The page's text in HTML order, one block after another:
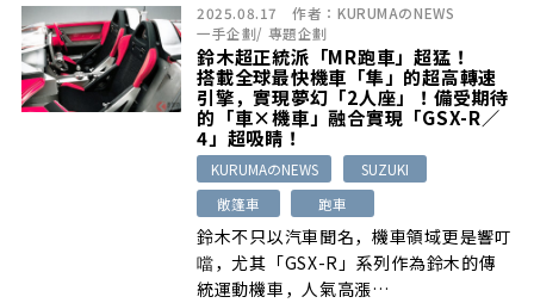
2025.08.17 作者： KURUMAのNEWS
一手企劃/ 專題企劃
鈴木超正統派「MR跑車」超猛！
搭載全球最快機車「隼」的超高轉速
引擎，實現夢幻「2人座」！備受期待
的「車×機車」融合實現「GSX-R／
4」超吸睛！
KURUMAのNEWS
SUZUKI
敞篷車
跑車
鈴木不只以汽車聞名，機車領域更是響叮
噹，尤其「GSX-R」系列作為鈴木的傳
統運動機車，人氣高漲…